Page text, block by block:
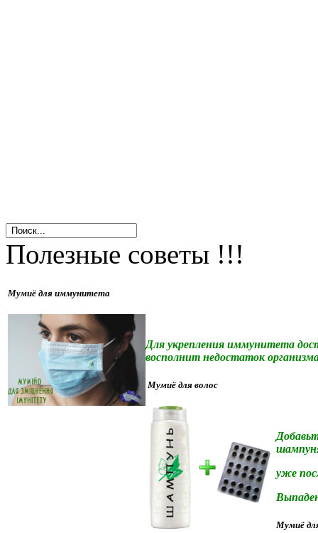
Полезные советы !!!
Мумиё для иммунитета
Для укрепления иммунитета
восполнит недостаток
Мумиё для волос
До
уже
Мумиё